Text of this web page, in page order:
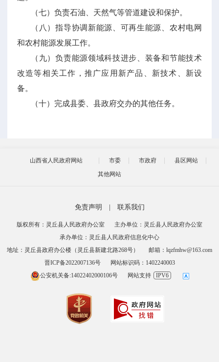
（七）负责石油、天然气等管道建设和保护。
（八）指导协调新能源、可再生能源、农村电网
和农村能源发展工作。
（九）负责能源领域科技进步、装备和节能技术
改造等相关工作，推广应用新产品、新技术、新设
备。
（十）完成县委、县政府交办的其他任务。
山西省人民政府网站 市委 市政府
县区网站
其他网站
免责声明 联系我们
版权所有：灵丘县人民政府办公室
主办单位：灵丘县人民政府办公室
承办单位：灵丘县人民政府信息化中心
地址：灵丘县政府办公楼（灵丘县新建北路268号）
邮箱：lqzfmhw@163.com
晋ICP备2022007136号
网站标识码：1402240003
公安机关备:14022402000106号
网站支持 IPV6